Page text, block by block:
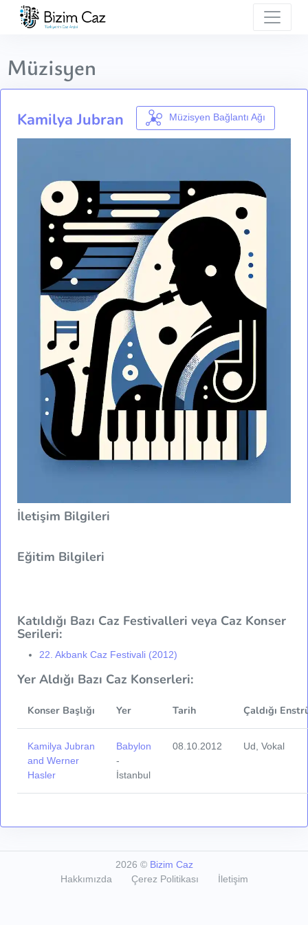
Müzisyen
Kamilya Jubran Müzisyen Bağlantı Ağı
İletişim Bilgileri
Eğitim Bilgileri
Katıldığı Bazı Caz Festivalleri veya Caz Konser
Serileri:
22. Akbank Caz Festivali (2012)
Yer Aldığı Bazı Caz Konserleri:
Konser Başlığı Yer Tarih Çaldığı
Kamilya Jubran
and Werner
Hasler
Babylon
-
İstanbul
08.10.2012 Ud, Vokal
2026 © Bizim Caz
Hakkımızda
Çerez Politikası İletişim